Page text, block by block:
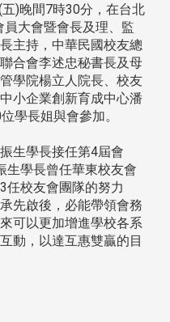
)晚間7時30分，在台北
大會暨會長及理、監
主持，中華民國校友總
合會李述忠秘書長及母
學院楊立人院長、校友
小企業創新育成中心潘
學長姐與會參加。
生學長接任第4屆會
生學長曾任華東校友會
任校友會團隊的努力
先啟後，必能帶領會務
可以更加增進學校各系
動，以達互惠雙贏的目